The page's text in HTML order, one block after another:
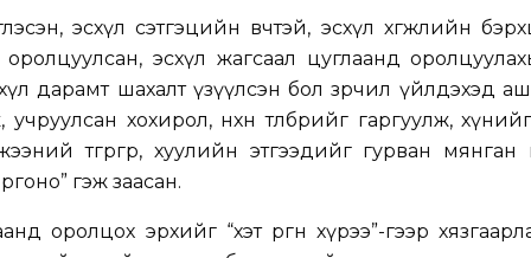
эсхүл сэтгэцийн өвчтэй, эсхүл хөгжлийн
эсхүл жагсаал цуглаанд
дарамт шахалт үзүүлсэн бол зөрчил үйлдэхэд
хохирол, нөхөн төлбөрийг гаргуулж,
төгрөгөөр, хуулийн этгээдийг гурван мянган
гэж заасан.
оролцох эрхийг “хэт өргөн хүрээ”-гээр